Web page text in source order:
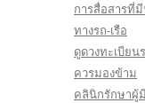
การสื่อสารที่
ทางรถ-เรือ
ดูดวงทะเบียน
ควรมองข้าม
คลินิกรักษาผู้